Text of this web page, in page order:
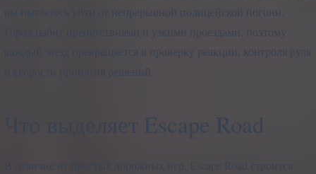
вы пытаетесь уйти от непрерывной полицейской погони.
Город набит препятствиями и узкими проездами, поэтому
каждый заезд превращается в проверку реакции, контроля руля
и скорости принятия решений.
Что выделяет Escape Road